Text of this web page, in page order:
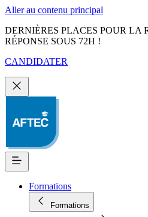
Aller au contenu principal
DERNIÈRES PLACES POUR LA
RÉPONSE SOUS 72H !
CANDIDATER
Formations
Formations